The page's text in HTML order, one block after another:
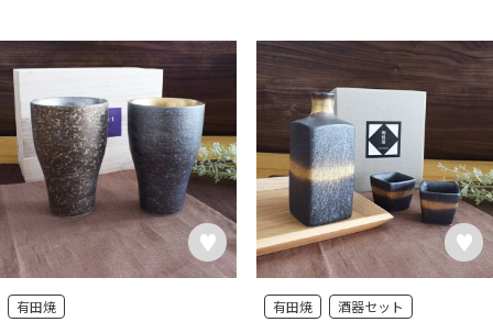
有田焼
有田焼 酒器セット